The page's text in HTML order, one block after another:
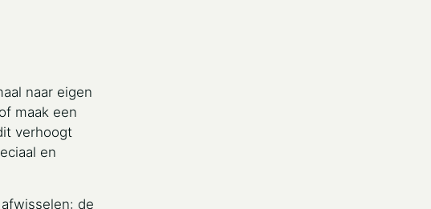
naar eigen
maak een
verhoogt
en
de